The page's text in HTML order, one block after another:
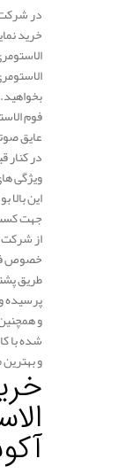
در شرکت
خرید
بخواهید.
فوم
عایق
در کنار
ویژگی
این
جهت
از شرکت
خصوص
طریق
پرسیده
و
شده با
و